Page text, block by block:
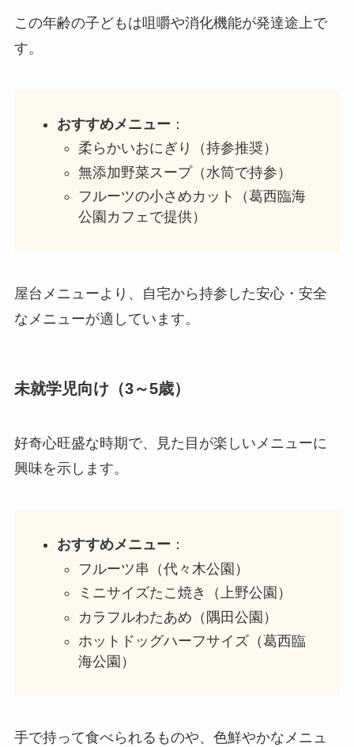
この年齢の子どもは咀嚼や消化機能が発達途上で
す。
おすすめメニュー ：
柔らかいおにぎり（持参推奨）
無添加野菜スープ（水筒で持参）
フルーツの小さめカット（葛西臨海
公園カフェで提供）
屋台メニューより、自宅から持参した安心・安全
なメニューが適しています。
未就学児向け（3～5歳）
好奇心旺盛な時期で、見た目が楽しいメニューに
興味を示します。
おすすめメニュー ：
フルーツ串（代々木公園）
ミニサイズたこ焼き（上野公園）
カラフルわたあめ（隅田公園）
ホットドッグハーフサイズ（葛西臨
海公園）
手で持って食べられるものや、色鮮やかなメニュ